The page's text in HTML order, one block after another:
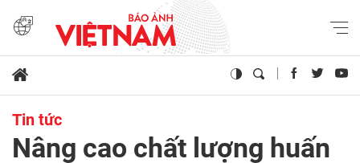
Tin tức
Nâng cao chất lượng huấn